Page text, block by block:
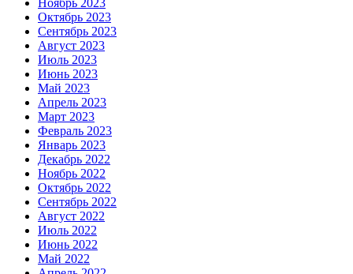
Ноябрь 2023
Октябрь 2023
Сентябрь 2023
Август 2023
Июль 2023
Июнь 2023
Май 2023
Апрель 2023
Март 2023
Февраль 2023
Январь 2023
Декабрь 2022
Ноябрь 2022
Октябрь 2022
Сентябрь 2022
Август 2022
Июль 2022
Июнь 2022
Май 2022